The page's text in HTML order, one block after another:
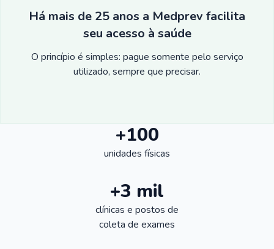
Há mais de 25 anos a Medprev facilita
seu acesso à saúde
O princípio é simples: pague somente pelo serviço
utilizado, sempre que precisar.
+100
unidades físicas
+3 mil
clínicas e postos de
coleta de exames